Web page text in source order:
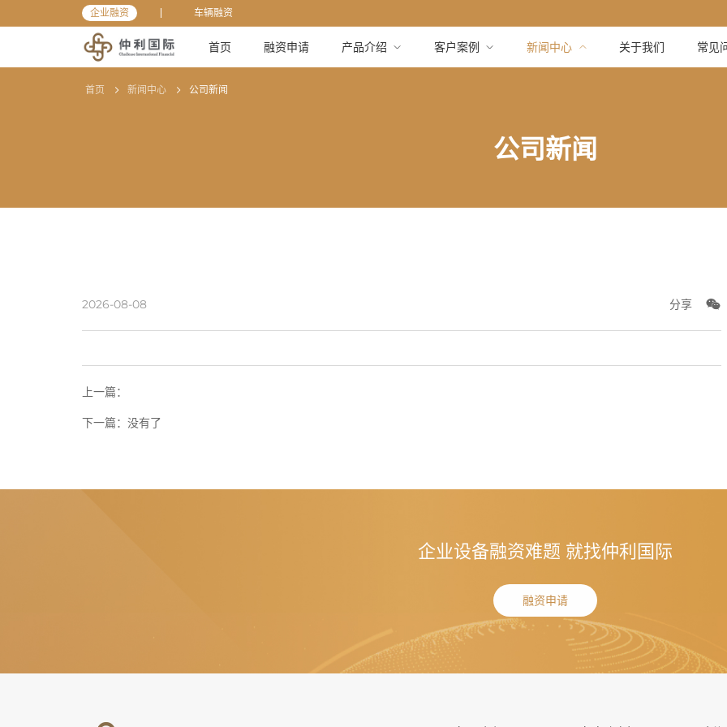
企业融资 车辆融资
首页 融资申请 产品介绍 客户案例 新闻中心 关于我们 常见
公司新闻
首页 新闻中心 公司新闻
2026-08-08 分享
上一篇：
下一篇： 没有了
企业设备融资难题 就找仲利国际
融资申请